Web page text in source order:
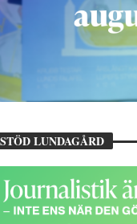
STÖD LUNDAGÅRD